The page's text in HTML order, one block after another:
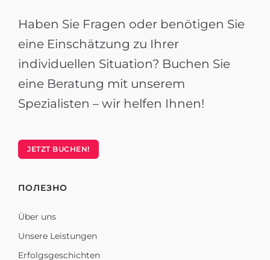
Haben Sie Fragen oder benötigen Sie
eine Einschätzung zu Ihrer
individuellen Situation? Buchen Sie
eine Beratung mit unserem
Spezialisten – wir helfen Ihnen!
JETZT BUCHEN!
ПОЛЕЗНО
Über uns
Unsere Leistungen
Erfolgsgeschichten